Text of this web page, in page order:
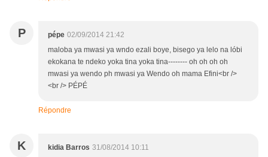
P pépe 02/09/2014 21:42
maloba ya mwasi ya wndo ezali boye, bisego ya lelo na lóbi
ekokana te ndeko yoka tina yoka tina-------- oh oh oh oh
mwasi ya wendo ph mwasi ya Wendo oh mama Efini<br />
<br /> PÉPÉ
Répondre
K kidia Barros 31/08/2014 10:11